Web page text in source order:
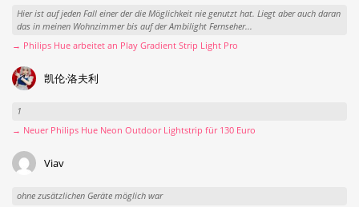
Hier ist auf jeden Fall einer der die Möglichkeit nie genutzt hat. Liegt aber auch daran
das in meinen Wohnzimmer bis auf der Ambilight Fernseher...
→ Philips Hue arbeitet an Play Gradient Strip Light Pro
凯伦·洛夫利
1
→ Neuer Philips Hue Neon Outdoor Lightstrip für 130 Euro
Viav
ohne zusätzlichen Geräte möglich war